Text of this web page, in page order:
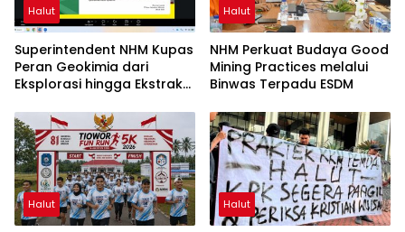
Halut
Superintendent NHM Kupas
Peran Geokimia dari
Eksplorasi hingga Ekstraksi
UNG
Halut
NHM Perkuat Budaya Good
Mining Practices melalui
Binwas Terpadu ESDM
Halut Halut